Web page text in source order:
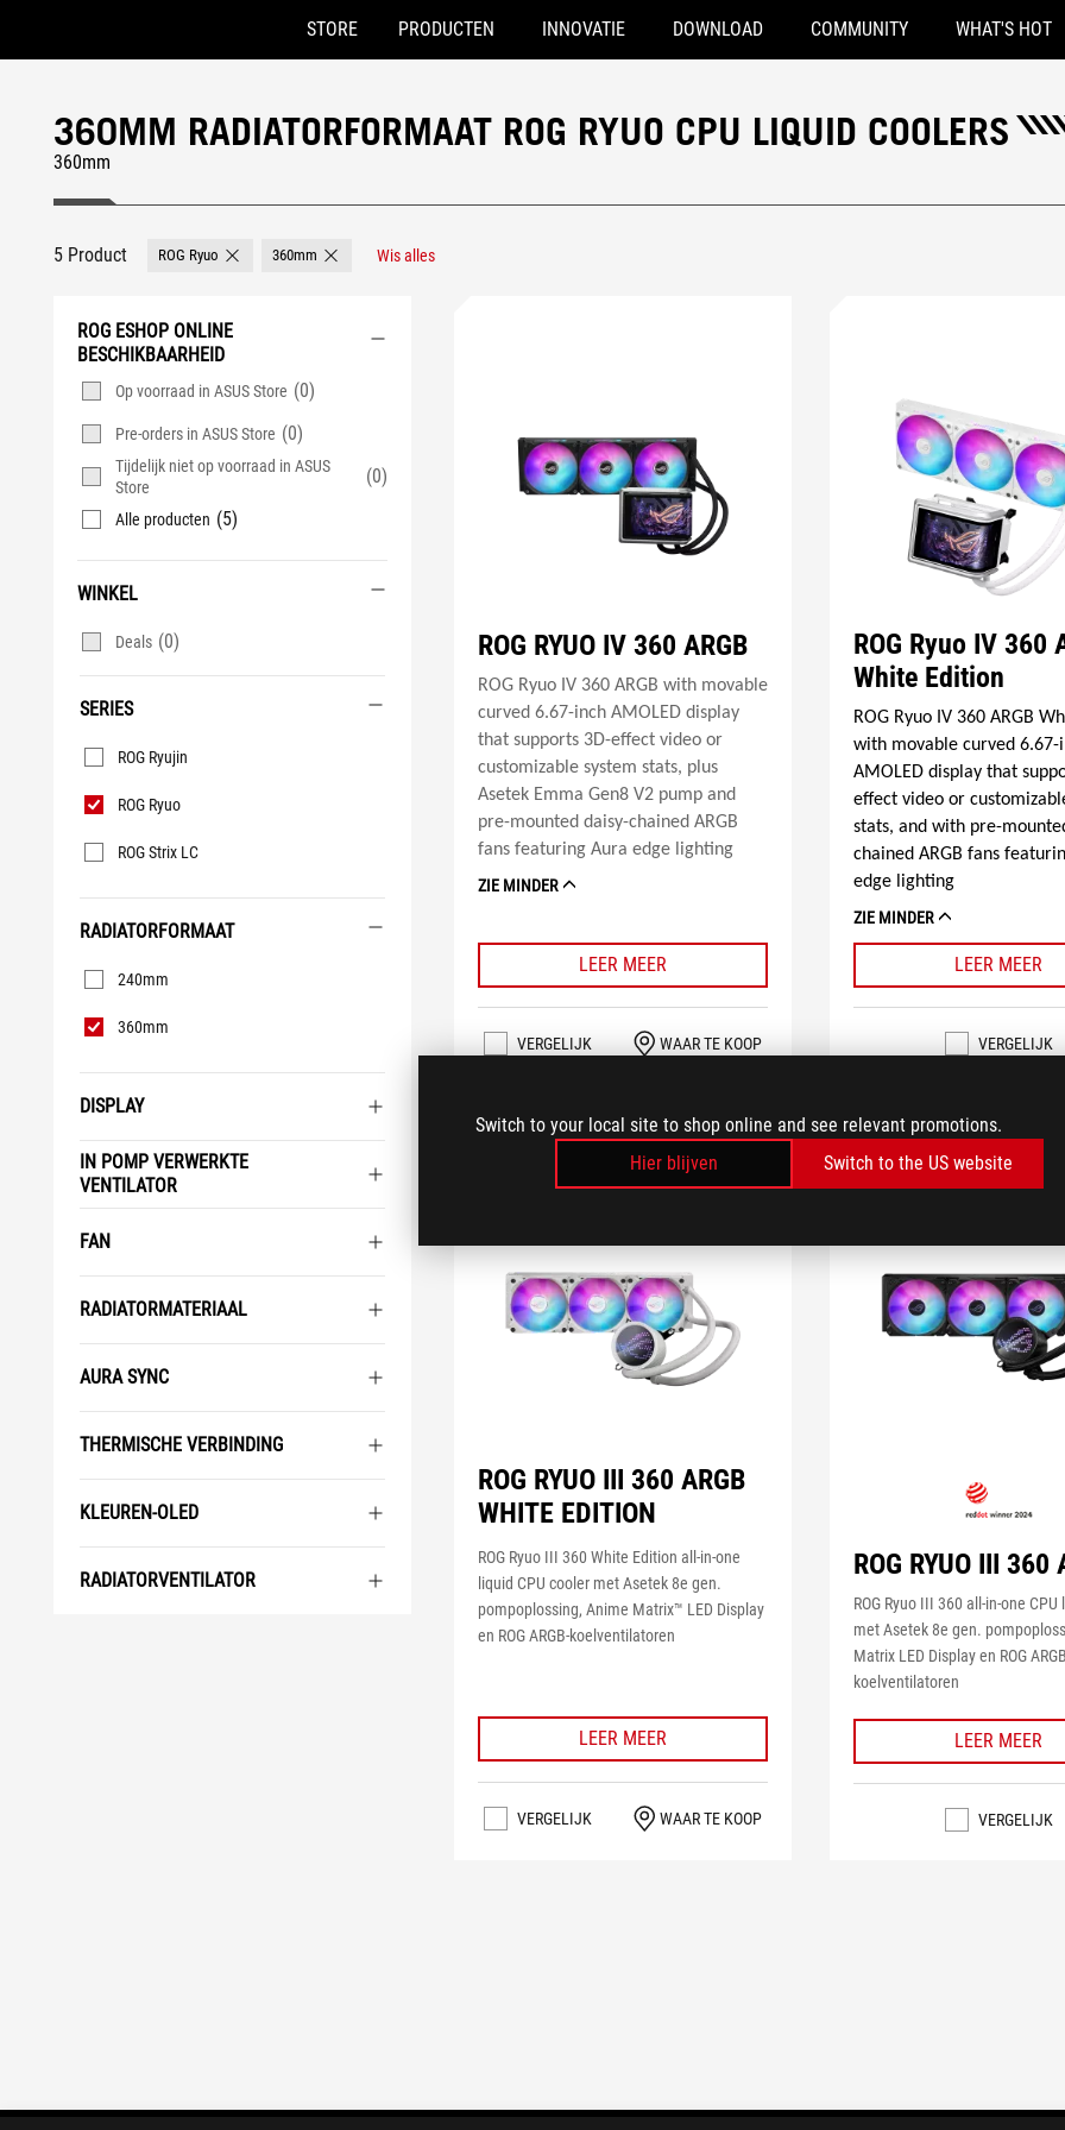
Switch to your local site to shop online and see relevant promotions.
Hier blijven
Switch to the US website
Accessibility links
STORE PRODUCTEN INNOVATIE DOWNLOAD COMMUNITY WHAT'S HOT
360MM RADIATORFORMAAT ROG RYUO CPU LIQUID COOLERS
360mm
5 Product ROG Ryuo Remove ROG Ryuo
360mm Remove 360mm
Wis alles
ROG ESHOP ONLINE
BESCHIKBAARHEID
Op voorraad in ASUS Store (0)
Pre-orders in ASUS Store (0)
Tijdelijk niet op voorraad in ASUS
Store
(0)
Alle producten (5)
WINKEL
Deals (0)
SERIES
Series
ROG Ryujin
ROG Ryuo
ROG Strix LC
RADIATORFORMAAT
Radiatorformaat
240mm
360mm
DISPLAY
IN POMP VERWERKTE
VENTILATOR
FAN
RADIATORMATERIAAL
AURA SYNC
THERMISCHE VERBINDING
KLEUREN-OLED
RADIATORVENTILATOR
ROG RYUO IV 360 ARGB
ROG Ryuo IV 360 ARGB with movable
curved 6.67-inch AMOLED display
that supports 3D-effect video or
customizable system stats, plus
Asetek Emma Gen8 V2 pump and
pre-mounted daisy-chained ARGB
fans featuring Aura edge lighting
ZIE MINDER
LEER MEER
VERGELIJK WAAR TE KOOP
ROG Ryuo IV 360
White Edition
ROG Ryuo IV 360 ARGB
with movable curved 6.67-
AMOLED display that
effect video or
stats, and with pre-
chained ARGB fans
edge lighting
ZIE MINDER
LEER MEER
VERGELIJK
ROG RYUO III 360 ARGB
WHITE EDITION
ROG Ryuo III 360 White Edition all-in-one
liquid CPU cooler met Asetek 8e gen.
pompoplossing, Anime Matrix™ LED Display
en ROG ARGB-koelventilatoren
LEER MEER
VERGELIJK WAAR TE KOOP
ROG RYUO III 360
ROG Ryuo III 360 all-in-one
met Asetek 8e gen.
Matrix LED Display en ROG
koelventilatoren
LEER MEER
VERGELIJK